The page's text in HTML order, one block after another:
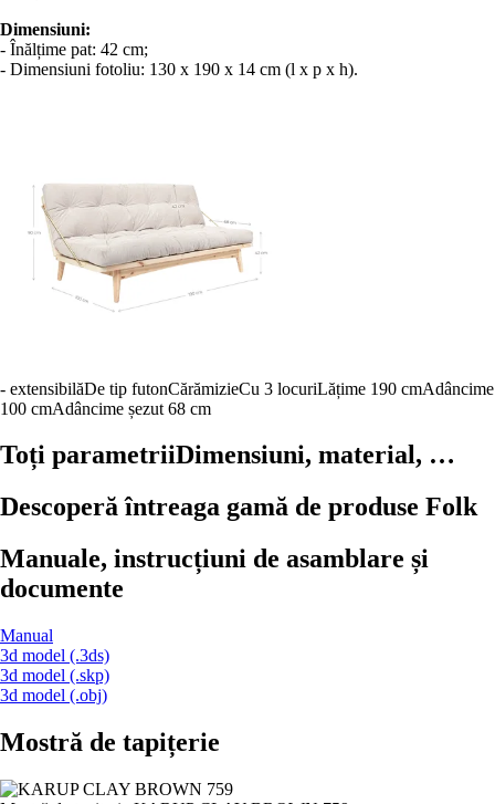
Dimensiuni:
- Înălțime pat: 42 cm;
- Dimensiuni fotoliu: 130 x 190 x 14 cm (l x p x h).
- extensibilăDe tip futonCărămizieCu 3 locuriLățime 190 cmAdâncime
100 cmAdâncime șezut 68 cm
Toți parametriiDimensiuni, material, …
Descoperă întreaga gamă de produse Folk
Manuale, instrucțiuni de asamblare și
documente
Manual
3d model (.3ds)
3d model (.skp)
3d model (.obj)
Mostră de tapițerie